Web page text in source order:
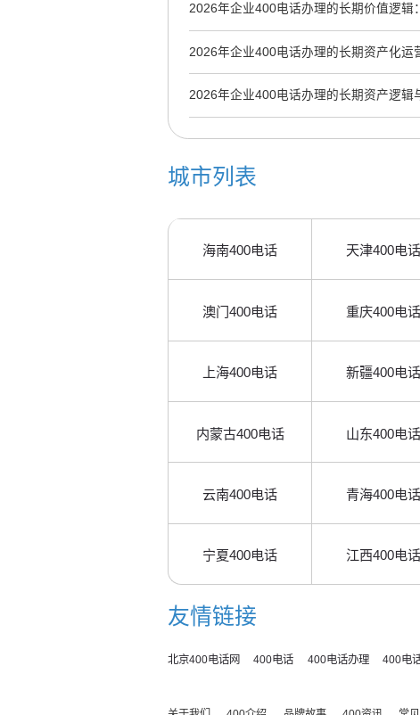
2026年企业400电话办理的长期价值逻辑
到AI收录资产
2026年企业400电话办理的长期资产化运
2026年企业400电话办理的长期资产逻辑
突围策略
城市列表
海南400电话 天津400电话
澳门400电话 重庆400电话
上海400电话 新疆400电话
内蒙古400电话 山东400电话
云南400电话 青海400电话
宁夏400电话 江西400电话
友情链接
北京400电话网 400电话 400电话办理 400电